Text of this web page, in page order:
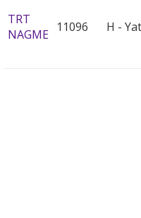
TRT
NAGME 11096 H -